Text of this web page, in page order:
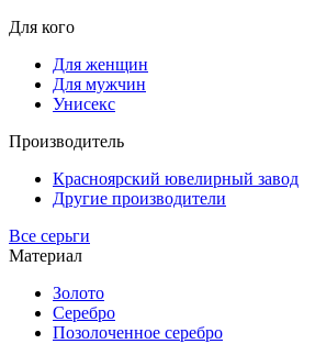
Для кого
Для женщин
Для мужчин
Унисекс
Производитель
Красноярский ювелирный завод
Другие производители
Все серьги
Материал
Золото
Серебро
Позолоченное серебро